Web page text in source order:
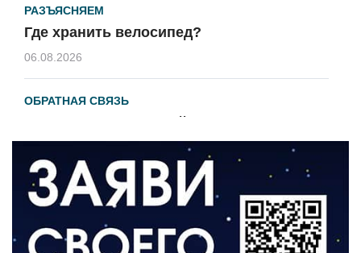
РАЗЪЯСНЯЕМ
Где хранить велосипед?
06.08.2026
ОБРАТНАЯ СВЯЗЬ
Администрация онлайн
ВЛАСТЬ
День памяти и «Симфония народов»
06.08.2026